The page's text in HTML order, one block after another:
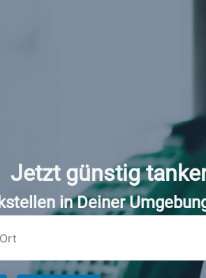
Jetzt günstig
in Deiner